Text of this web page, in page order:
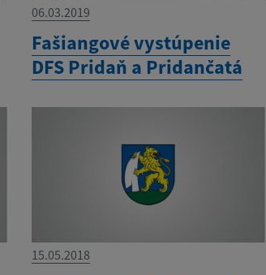
06.03.2019
Fašiangové vystúpenie
DFS Pridaň a Pridančatá
15.05.2018